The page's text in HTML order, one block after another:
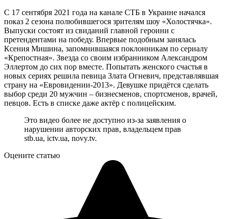
С 17 сентября 2021 года на канале СТБ в Украине начался
показ 2 сезона полюбившегося зрителям шоу «Холостячка».
Выпуски состоят из свиданий главной героини с
претендентами на победу. Впервые подобным занялась
Ксения Мишина, запомнившаяся поклонникам по сериалу
«Крепостная». Звезда со своим избранником Александром
Эллертом до сих пор вместе. Попытать женского счастья в
новых сериях решила певица Злата Огневич, представлявшая
страну на «Евровидении-2013». Девушке придётся сделать
выбор среди 20 мужчин – бизнесменов, спортсменов, врачей,
певцов. Есть в списке даже актёр с полицейским.
Это видео более не доступно из-за заявления о
нарушении авторских прав, владельцем прав
stb.ua, ictv.ua, novy.tv.
Оцените статью